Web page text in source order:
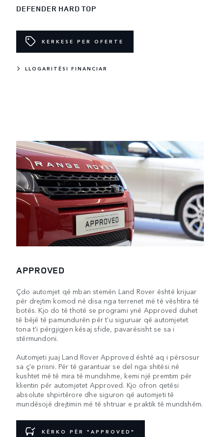
DEFENDER HARD TOP
KERKESE PER OFERTE
LLOGARITËSI FINANCIAR
APPROVED
Çdo automjet që mban stemën Land Rover është krijuar
për drejtim komod në disa nga terrenet më të vështira të
botës. Kjo do të thotë se programi ynë Approved duhet
të bëjë të pamundurën për t'u siguruar që automjetet
tona t'i përgjigjen kësaj sfide, pavarësisht se sa i
stërmundoni.
Automjeti juaj Land Rover Approved është aq i përsosur
sa ç'e prisni. Për të garantuar se del nga shitësi në
kushtet më të mira të mundshme, kemi një premtim për
klientin për automjetet Approved. Kjo ofron qetësi
absolute shpirtërore dhe siguron që automjeti të
mundësojë drejtimin më të shtruar e praktik të mundshëm.
KËRKO PËR "APPROVED"